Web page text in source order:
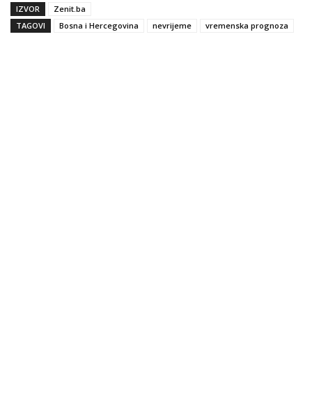
IZVOR
Zenit.ba
TAGOVI
Bosna i Hercegovina nevrijeme vremenska prognoza